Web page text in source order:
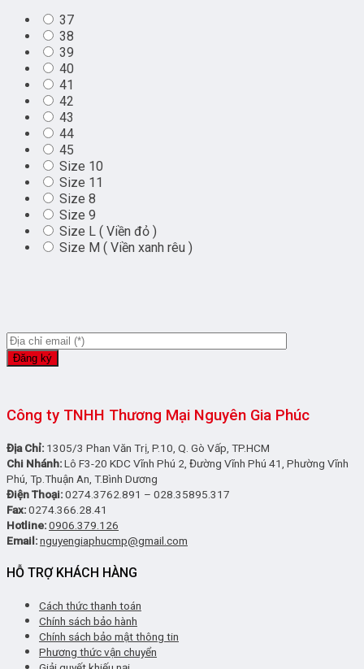
37
38
39
40
41
42
43
44
45
Size 10
Size 11
Size 8
Size 9
Size L ( Viền đỏ )
Size M ( Viền xanh rêu )
Công ty TNHH Thương Mại Nguyên Gia Phúc
Địa Chỉ: 1305/3 Phan Văn Trị, P.10, Q. Gò Vấp, TP.HCM
Chi Nhánh:Lô F3-20 KDC Vĩnh Phú 2, Đường Vĩnh Phú 41, Phường Vĩnh
Phú, Tp.Thuận An, T.Bình Dương
Điện Thoại:0274.3762.891 – 028.35895.317
Fax:0274.366.28.41
Hotline:0906.379.126
Email:nguyengiaphucmp@gmail.com
HỖ TRỢ KHÁCH HÀNG
Cách thức thanh toán
Chính sách bảo hành
Chính sách bảo mật thông tin
Phương thức vận chuyển